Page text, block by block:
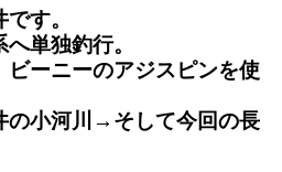
す。
単独釣行。
ビーニーのアジスピンを使
小河川→そして今回の長